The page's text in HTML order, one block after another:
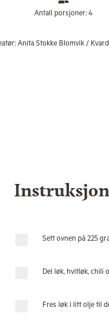
Antall porsjoner: 4
Anita Stokke Blomvik /
Sett ovnen på 225
Del løk, hvitløk, chili
Fres løk i litt olje til